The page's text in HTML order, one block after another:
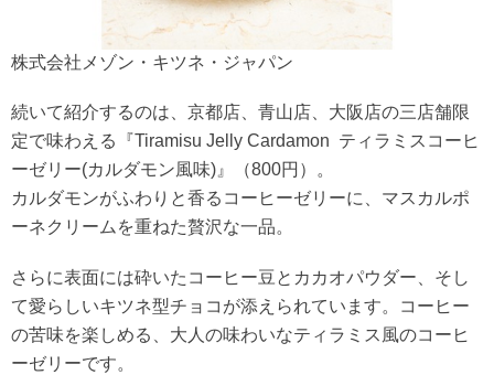
株式会社メゾン・キツネ・ジャパン
続いて紹介するのは、京都店、青山店、大阪店の三店舗限
定で味わえる『Tiramisu Jelly Cardamon ティラミスコーヒ
ーゼリー(カルダモン風味)』（800円）。
カルダモンがふわりと香るコーヒーゼリーに、マスカルポ
ーネクリームを重ねた贅沢な一品。
さらに表面には砕いたコーヒー豆とカカオパウダー、そし
て愛らしいキツネ型チョコが添えられています。コーヒー
の苦味を楽しめる、大人の味わいなティラミス風のコーヒ
ーゼリーです。